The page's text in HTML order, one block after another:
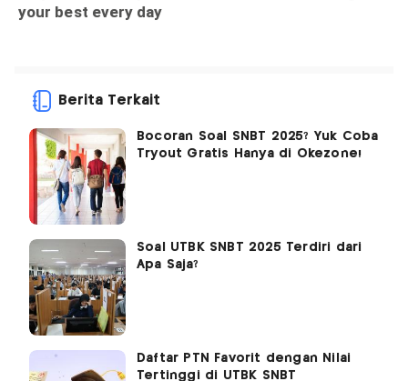
Berita Terkait
Bocoran Soal SNBT 2025? Yuk Coba
Tryout Gratis Hanya di Okezone!
Soal UTBK SNBT 2025 Terdiri dari
Apa Saja?
Daftar PTN Favorit dengan Nilai
Tertinggi di UTBK SNBT